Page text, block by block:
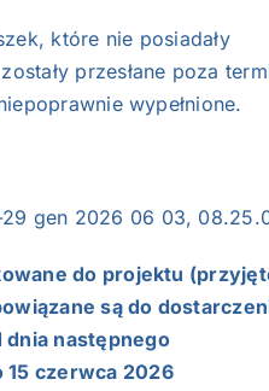
które nie posiadały
przesłane poza
wypełnione.
gen 2026 06 03,
do projektu
są do
następnego
15 czerwca 2026